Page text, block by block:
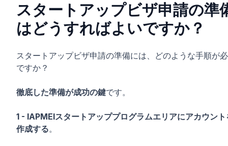
スタートアップビザ申請の準
はどうすればよいですか？
スタートアップビザ申請の準備には、どのような手順が
ですか？
徹底した準備が成功の鍵です。
1 - IAPMEIスタートアッププログラムエリアにアカウント
作成する。